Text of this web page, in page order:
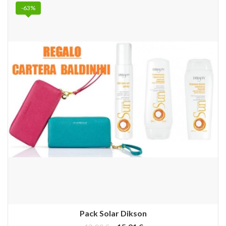
Pack Solar Dikson
-63%